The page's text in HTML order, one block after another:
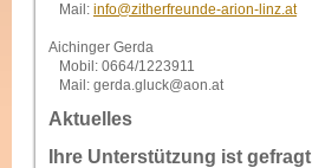
Mail: info@zitherfreunde-arion-linz.at
Aichinger Gerda
Mobil: 0664/1223911
Mail: gerda.gluck@aon.at
Aktuelles
Ihre Unterstützung ist gefragt